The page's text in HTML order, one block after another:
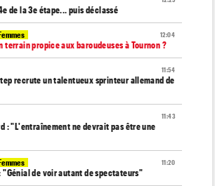
de la 3e étape... puis déclassé
12:04
terrain propice aux baroudeuses à Tournon ?
11:54
recrute un talentueux sprinteur allemand de
11:43
: "L'entraînement ne devrait pas être une
11:20
"Génial de voir autant de spectateurs"